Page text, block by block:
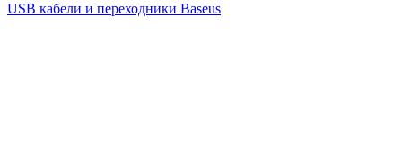
USB кабели и переходники Baseus